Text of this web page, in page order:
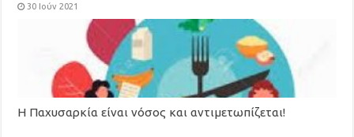
30 Ιούν 2021
Η Παχυσαρκία είναι νόσος και αντιμετωπίζεται!